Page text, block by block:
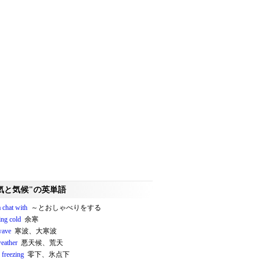
と気候"の英単語
chat with ～とおしゃべりをする
cold 余寒
寒波、大寒波
悪天候、荒天
零下、氷点下